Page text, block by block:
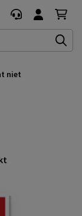
niet